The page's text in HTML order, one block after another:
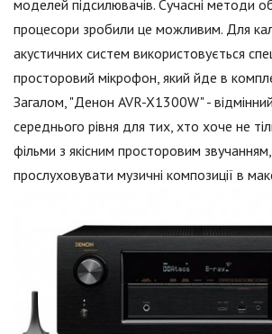
моделей підсилювачів. Сучасні методи
процесори зробили це можливим. Для
акустичних систем використовується
просторовий мікрофон, який йде в
Загалом, "Денон AVR-X1300W" -
середнього рівня для тих, хто хоче не
фільми з якісним просторовим звучанням,
прослуховувати музичні композиції в